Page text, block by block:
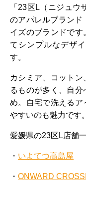
「23区L（ニジュ
のアパレルブランド
イズのブランドです
てシンプルなデザ
す。
カシミア、コット
るものが多く、自
め。自宅で洗えるア
やすいのも魅力です。
愛媛県の23区L店舗
・ いよてつ高島屋
・ ONWARD